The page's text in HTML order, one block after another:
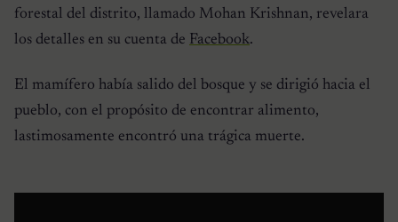
forestal del distrito, llamado Mohan Krishnan, revelara
los detalles en su cuenta de Facebook.
El mamífero había salido del bosque y se dirigió hacia el
pueblo, con el propósito de encontrar alimento,
lastimosamente encontró una trágica muerte.